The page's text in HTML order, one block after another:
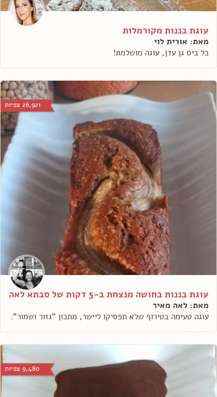
עוגת בננות מקורמלות
מאת: אורית לוי
כל ביס גן עדן, עוגה מושלמת!
26,921 צפיות
עוגת בננות בחושה מנצחת ב-5 דקות של סבתא לאה
מאת: לאה מאיר
עוגה טעימה בטירוף שלא תפסיקו ליישר, מתכון "גזור ושמור".
9,480 צפיות